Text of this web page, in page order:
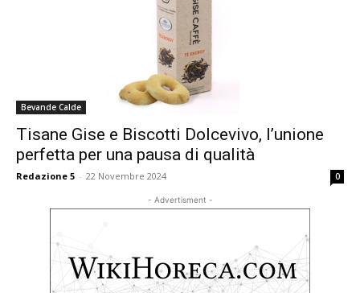
Bevande Calde
Tisane Gise e Biscotti Dolcevivo, l’unione
perfetta per una pausa di qualità
Redazione 5 - 22 Novembre 2024 0
- Advertisment -